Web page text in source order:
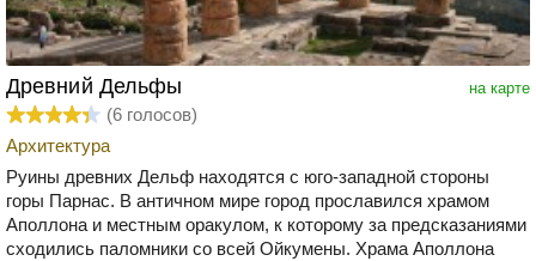
на карте
Древний Дельфы
(6 голосов)
Архитектура
Руины древних Дельф находятся с юго-западной стороны
горы Парнас. В античном мире город прославился храмом
Аполлона и местным оракулом, к которому за предсказаниями
сходились паломники со всей Ойкумены. Храма Аполлона